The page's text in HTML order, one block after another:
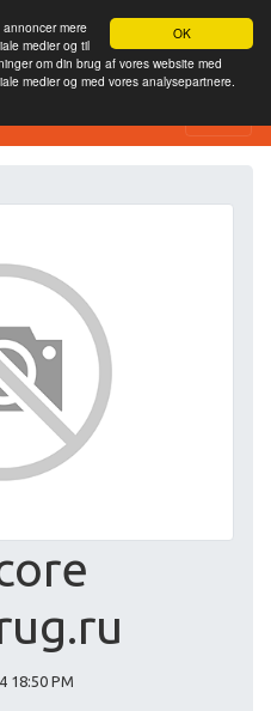
OK
mere
medier og til
om din brug af vores website med
medier og med vores analysepartnere.
18:50 PM